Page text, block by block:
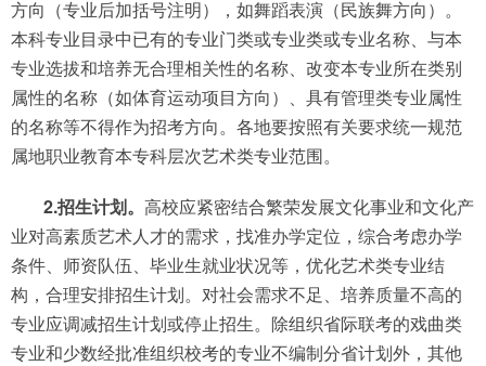
方向（专业后加括号注明），如舞蹈表演（民族舞方向）。
本科专业目录中已有的专业门类或专业类或专业名称、与本
专业选拔和培养无合理相关性的名称、改变本专业所在类别
属性的名称（如体育运动项目方向）、具有管理类专业属性
的名称等不得作为招考方向。各地要按照有关要求统一规范
属地职业教育本专科层次艺术类专业范围。
2.招生计划。 高校应紧密结合繁荣发展文化事业和文化产
业对高素质艺术人才的需求，找准办学定位，综合考虑办学
条件、师资队伍、毕业生就业状况等，优化艺术类专业结
构，合理安排招生计划。对社会需求不足、培养质量不高的
专业应调减招生计划或停止招生。除组织省际联考的戏曲类
专业和少数经批准组织校考的专业不编制分省计划外，其他